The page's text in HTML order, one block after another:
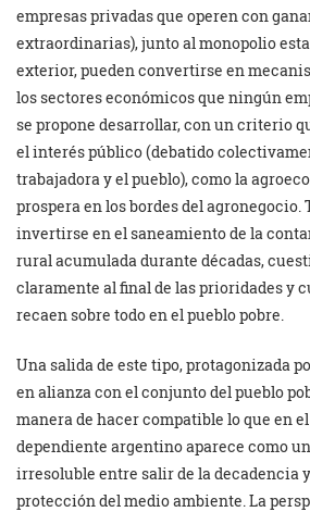
empresas privadas que operen con
extraordinarias), junto al monopolio
exterior, pueden convertirse en
los sectores económicos que ningún
se propone desarrollar, con un criterio
el interés público (debatido
trabajadora y el pueblo), como la
prospera en los bordes del agronegocio.
invertirse en el saneamiento de la
rural acumulada durante décadas,
claramente al final de las prioridades y
recaen sobre todo en el pueblo pobre.
Una salida de este tipo, protagonizada
en alianza con el conjunto del pueblo
manera de hacer compatible lo que en
dependiente argentino aparece como
irresoluble entre salir de la decadencia
protección del medio ambiente. La